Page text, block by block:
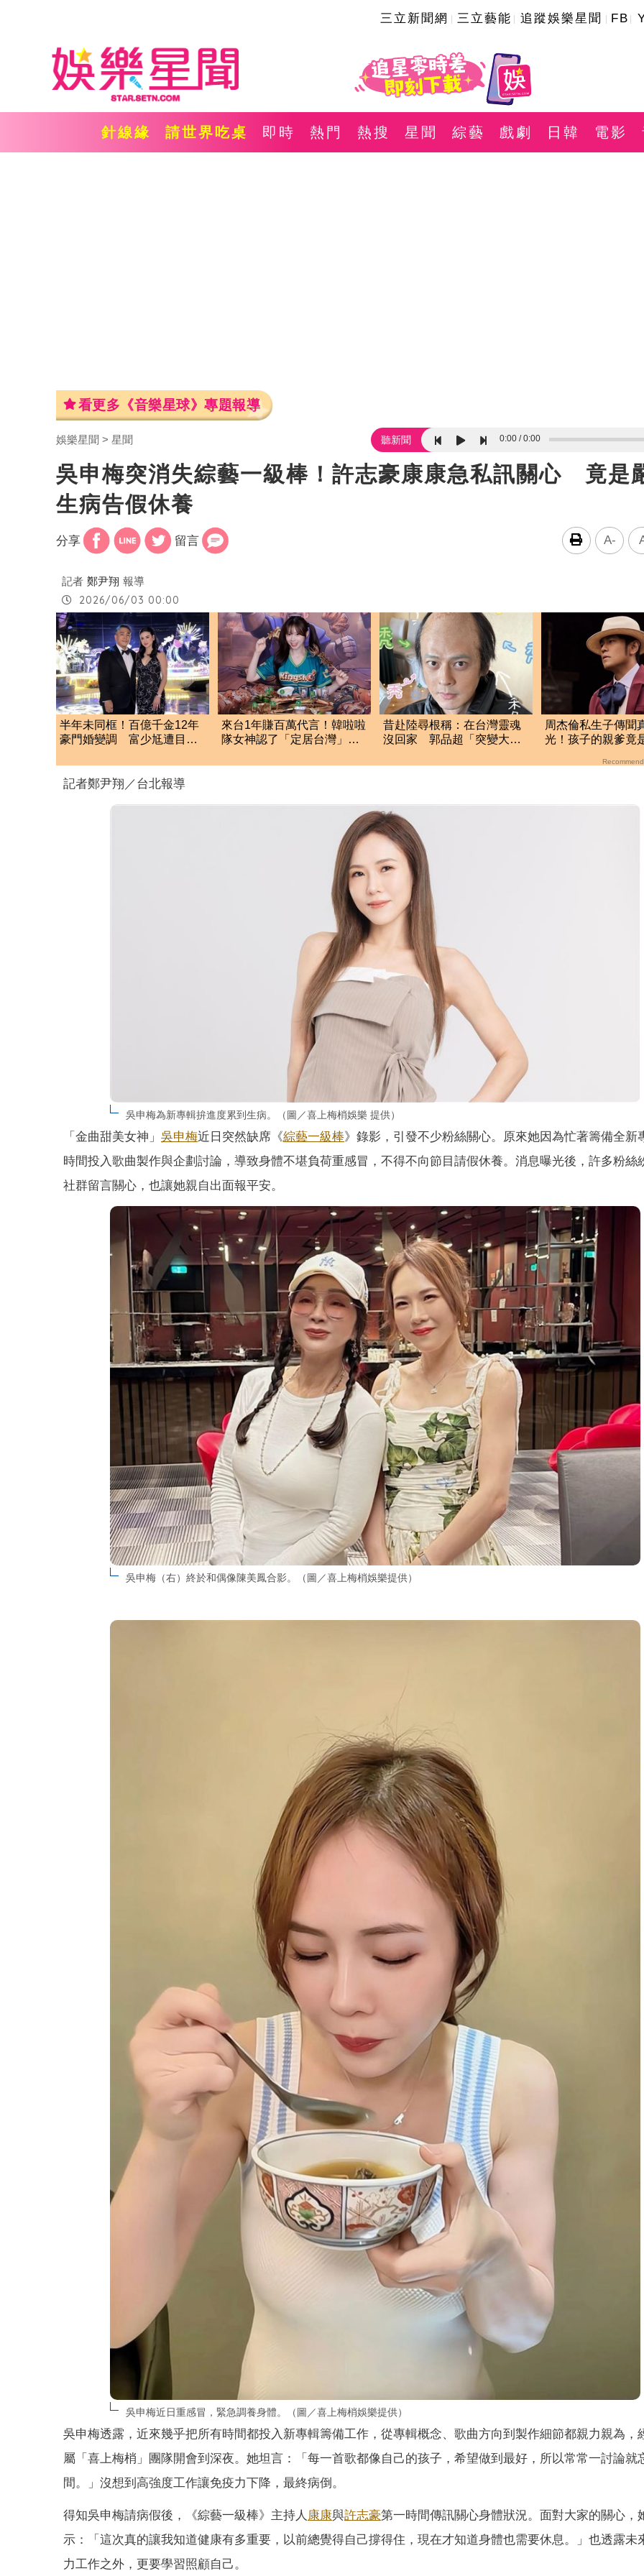
三立新聞網 三立藝能 追蹤娛樂星聞 FB
針線緣 請世界吃桌 即時 熱門 熱搜 星聞 綜藝 戲劇 日韓 電影
看更多《音樂星球》專題報導
娛樂星聞 星聞 聽新聞 0:00 0:00
吳申梅突消失綜藝一級棒！許志豪康康急私訊關心 竟是
生病告假休養
分享 留言 A-
記者 鄭尹翔 報導
2026/06/03 00:00
半年未同框！百億千金12年
豪門婚變調 富少尪遭目擊
來台1年賺百萬代言！韓啦啦
隊女神認了「定居台灣」
昔赴陸尋根稱：在台灣靈魂
沒回家 郭品超「突變大禿
周杰倫私生子傳聞
光！孩子的親爹
記者鄭尹翔／台北報導
吳申梅為新專輯拚進度累到生病。（圖／喜上梅梢娛樂 提供）
「金曲甜美女神」 吳申梅近日突然缺席《綜藝一級棒》錄影，引發不少粉絲關心。原來她因為忙著籌備全新
時間投入歌曲製作與企劃討論，導致身體不堪負荷重感冒，不得不向節目請假休養。消息曝光後，許多粉絲
社群留言關心，也讓她親自出面報平安。
吳申梅（右）終於和偶像陳美鳳合影。（圖／喜上梅梢娛樂提供）
吳申梅近日重感冒，緊急調養身體。（圖／喜上梅梢娛樂提供）
吳申梅透露，近來幾乎把所有時間都投入新專輯籌備工作，從專輯概念、歌曲方向到製作細節都親力親為，
屬「喜上梅梢」團隊開會到深夜。她坦言：「每一首歌都像自己的孩子，希望做到最好，所以常常一討論就
間。」沒想到高強度工作讓免疫力下降，最終病倒。
得知吳申梅請病假後，《綜藝一級棒》主持人 康康與許志豪第一時間傳訊關心身體狀況。面對大家的關心，
示：「這次真的讓我知道健康有多重要，以前總覺得自己撐得住，現在才知道身體也需要休息。」也透露未
力工作之外，更要學習照顧自己。